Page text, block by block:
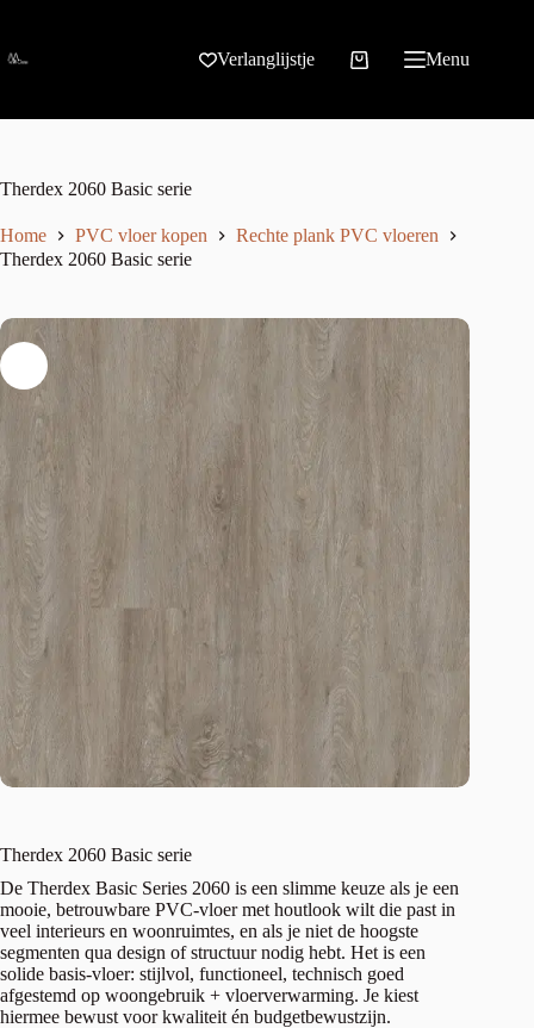
Verlanglijstje Menu
Therdex 2060 Basic serie
Home PVC vloer kopen
Rechte plank PVC vloeren
Therdex 2060 Basic serie
Therdex 2060 Basic serie
De Therdex Basic Series 2060 is een slimme keuze als je een
mooie, betrouwbare PVC-vloer met houtlook wilt die past in
veel interieurs en woonruimtes, en als je niet de hoogste
segmenten qua design of structuur nodig hebt. Het is een
solide basis-vloer: stijlvol, functioneel, technisch goed
afgestemd op woongebruik + vloerverwarming. Je kiest
hiermee bewust voor kwaliteit én budgetbewustzijn.